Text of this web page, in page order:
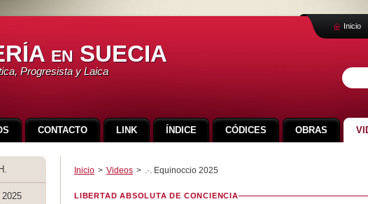
en SUECIA
Progresista y Laica
Inicio > Videos > .·. Equinoccio 2025
LIBERTAD ABSOLUTA DE CONCIENCIA
CONTACTO LINK ÍNDICE CÓDICES OBRAS
Inicio